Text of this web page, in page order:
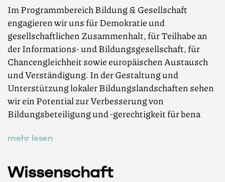
Im Programmbereich Bildung & Gesellschaft
engagieren wir uns für Demokratie und
gesellschaftlichen Zusammenhalt, für Teilhabe an
der Informations- und Bildungsgesellschaft, für
Chancengleichheit sowie europäischen Austausch
und Verständigung. In der Gestaltung und
Unterstützung lokaler Bildungslandschaften sehen
wir ein Potential zur Verbesserung von
Bildungsbeteiligung und -gerechtigkeit für bena
mehr lesen
Wissenschaft